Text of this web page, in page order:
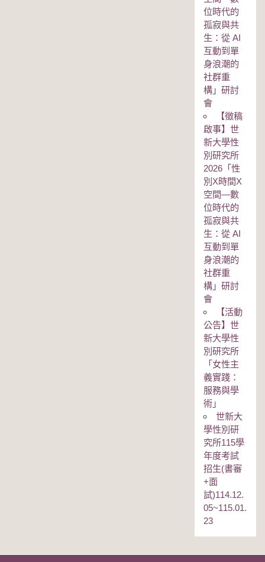
位時代的
孤寂與共
生：從 AI
互動到單
身浪潮的
社群重
構」研討
會
【徵稿
啟事】世
新大學性
別研究所
2026「性
別Χ時間Χ
空間—數
位時代的
孤寂與共
生：從 AI
互動到單
身浪潮的
社群重
構」研討
會
【活動
公告】世
新大學性
別研究所
「女性主
義實踐：
服務與學
術」
世新大
學性別研
究所115學
年度考試
招生(書審
+面
試)114.12.
05~115.01.
23